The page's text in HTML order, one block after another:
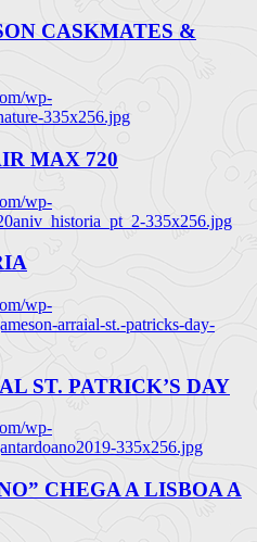
CASKMATES &
wp-
335x256.jpg
MAX 720
wp-
335x256.jpg
wp-
arraial-st.-patricks-day-
ST. PATRICK’S DAY
wp-
335x256.jpg
CHEGA A LISBOA A